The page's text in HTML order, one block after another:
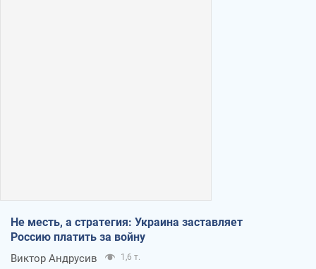
Не месть, а стратегия: Украина заставляет
Россию платить за войну
Виктор Андрусив 1,6 т.